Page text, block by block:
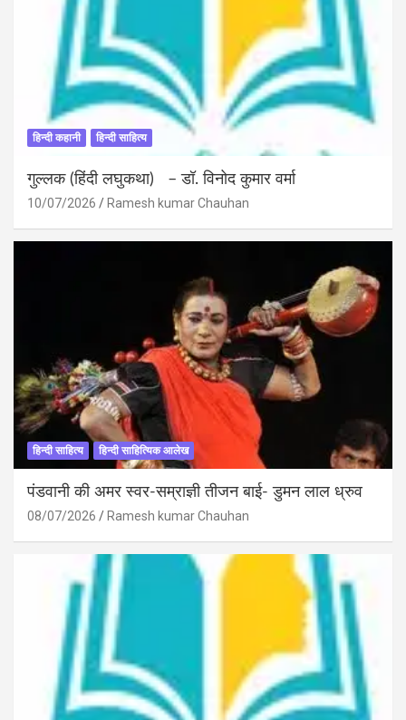
हिन्दी कहानी हिन्दी साहित्य
गुल्लक (हिंदी लघुकथा) – डॉ. विनोद कुमार वर्मा
10/07/2026 Ramesh kumar Chauhan
हिन्दी साहित्य हिन्दी साहित्यिक आलेख
पंडवानी की अमर स्वर-सम्राज्ञी तीजन बाई- डुमन लाल ध्रुव
08/07/2026 Ramesh kumar Chauhan